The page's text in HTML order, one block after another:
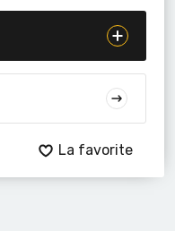
La favorite